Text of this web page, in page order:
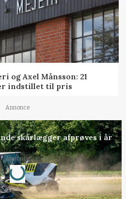
og Axel Månsson: 21
indstillet til pris
Annonce
skårlægger afprøves i år
Annonce